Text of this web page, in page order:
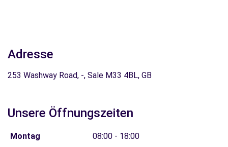
Adresse
253 Washway Road, -, Sale M33 4BL, GB
Unsere Öffnungszeiten
Montag
08:00 - 18:00